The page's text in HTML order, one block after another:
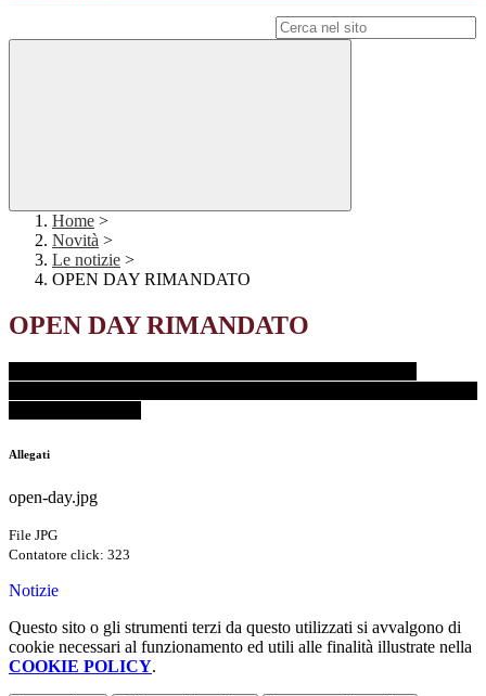
Home >
Novità >
Le notizie >
OPEN DAY RIMANDATO
OPEN DAY RIMANDATO
Allegati
open-day.jpg
File JPG
Contatore click: 323
Notizie
Questo sito o gli strumenti terzi da questo utilizzati si avvalgono di
cookie necessari al funzionamento ed utili alle finalità illustrate nella
COOKIE POLICY.